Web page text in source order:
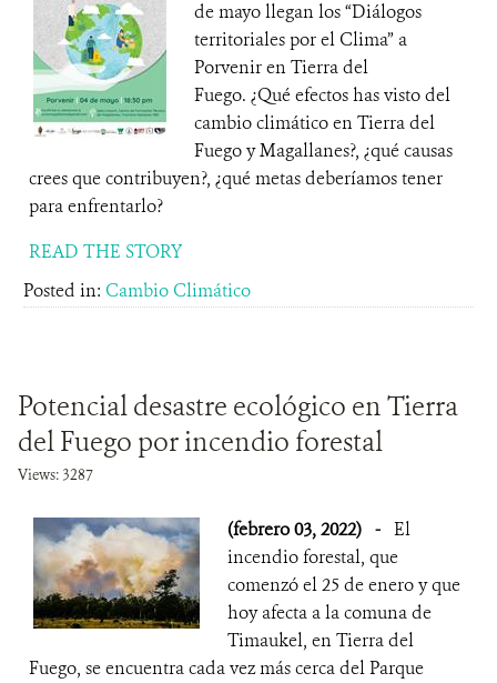
de mayo llegan los “Diálogos
territoriales por el Clima” a
Porvenir en Tierra del
Fuego. ¿Qué efectos has visto del
cambio climático en Tierra del
Fuego y Magallanes?, ¿qué causas
crees que contribuyen?, ¿qué metas deberíamos tener
para enfrentarlo?
READ THE STORY
Posted in: Cambio Climático
Potencial desastre ecológico en Tierra
del Fuego por incendio forestal
Views: 3287
(febrero 03, 2022) - El
incendio forestal, que
comenzó el 25 de enero y que
hoy afecta a la comuna de
Timaukel, en Tierra del
Fuego, se encuentra cada vez más cerca del Parque